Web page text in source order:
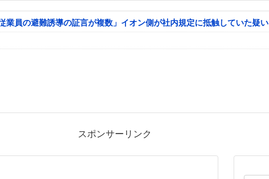
業員の避難誘導の証言が複数」イオン側が社内規定に抵触していた疑い
スポンサーリンク